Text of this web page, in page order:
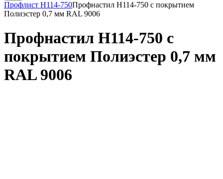
Профлист Н114-750Профнастил Н114-750 с покрытием
Полиэстер 0,7 мм RAL 9006
Профнастил Н114-750 с
покрытием Полиэстер 0,7 мм
RAL 9006